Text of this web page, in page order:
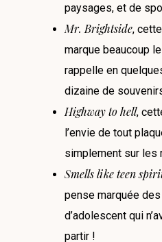
paysages, et de
Mr. Brightside,
marque beaucoup
rappelle en
dizaine de
Highway to hell,
l’envie de tout
simplement sur les
Smells like teen
pense marquée
d’adolescent qui
partir !